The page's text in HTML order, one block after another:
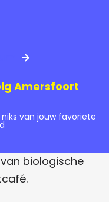
Amersfoort
niks van jouw favoriete
biologische